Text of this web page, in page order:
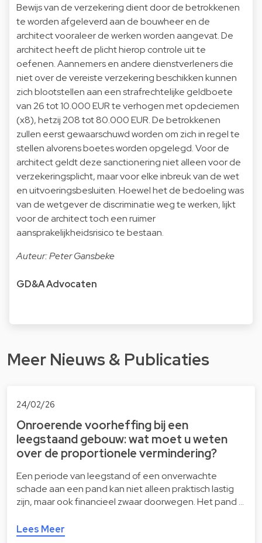
Bewijs van de verzekering dient door de betrokkenen
te worden afgeleverd aan de bouwheer en de
architect vooraleer de werken worden aangevat. De
architect heeft de plicht hierop controle uit te
oefenen. Aannemers en andere dienstverleners die
niet over de vereiste verzekering beschikken kunnen
zich blootstellen aan een strafrechtelijke geldboete
van 26 tot 10.000 EUR te verhogen met opdeciemen
(x8), hetzij 208 tot 80.000 EUR. De betrokkenen
zullen eerst gewaarschuwd worden om zich in regel te
stellen alvorens boetes worden opgelegd. Voor de
architect geldt deze sanctionering niet alleen voor de
verzekeringsplicht, maar voor elke inbreuk van de wet
en uitvoeringsbesluiten. Hoewel het de bedoeling was
van de wetgever de discriminatie weg te werken, lijkt
voor de architect toch een ruimer
aansprakelijkheidsrisico te bestaan.
Auteur: Peter Gansbeke
GD&A Advocaten
Meer Nieuws & Publicaties
24/02/26
Onroerende voorheffing bij een
leegstaand gebouw: wat moet u weten
over de proportionele vermindering?
Een periode van leegstand of een onverwachte
schade aan een pand kan niet alleen praktisch lastig
zijn, maar ook financieel zwaar doorwegen. Het pand …
Lees Meer